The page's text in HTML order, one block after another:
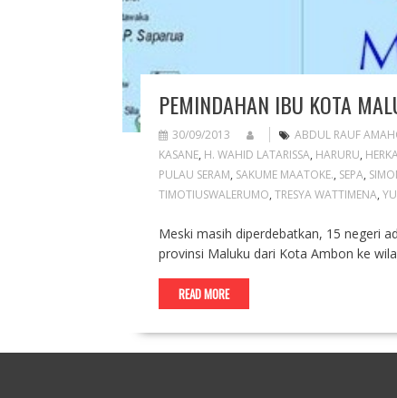
PEMINDAHAN IBU KOTA
30/09/2013 ABDUL RAUF
KASANE, H. WAHID LATARISSA, HARURU,
PULAU SERAM, SAKUME MAATOKE., SEPA,
TIMOTIUSWALERUMO, TRESYA WATTIMENA,
Meski masih diperdebatkan, 15 negeri
provinsi Maluku dari Kota Ambon ke
READ MORE